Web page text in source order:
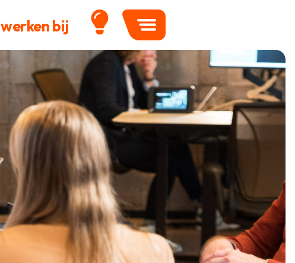
werken bij